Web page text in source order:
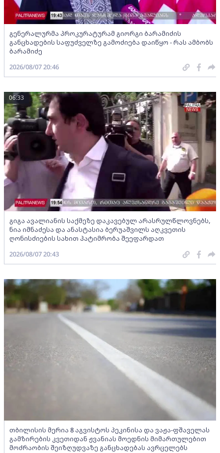
გენერალურმა პროკურატურამ გიორგი ბარამიძის
განცხადების საფუძველზე გამოძიება დაიწყო - რას ამბობს
ბარამიძე
2026/08/07 20:46
გიგა ავალიანის საქმეზე დაკავებულ არასრულწლოვნებს,
ნია იმნაძესა და ანასტასია ბერუაშვილს აღკვეთის
ღონისძიების სახით პატიმრობა შეეფარდათ
06:33
2026/08/07 20:43
თბილისის მერია 8 აგვისტოს პეკინისა და ვაჟა-ფშაველას
გამზირების კვეთიდან ჟვანიას მოედნის მიმართულებით
მოძრაობის შეიზღუდვაზე განცხადებას ავრცელებს